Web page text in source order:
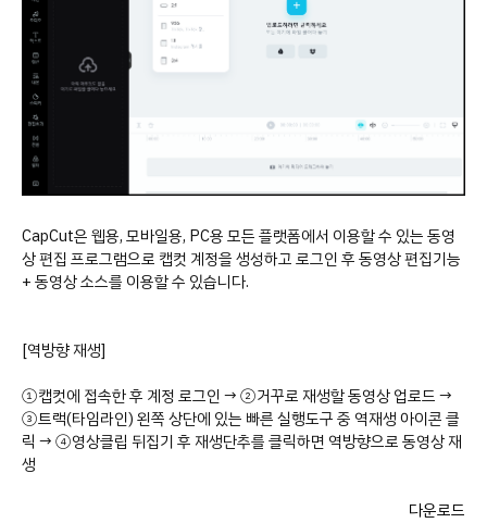
CapCut은 웹용, 모바일용, PC용 모든 플랫폼에서 이용할 수 있는 동영
상 편집 프로그램으로 캡컷 계정을 생성하고 로그인 후 동영상 편집기능
+ 동영상 소스를 이용할 수 있습니다.
[역방향 재생]
①캡컷에 접속한 후 계정 로그인 → ②거꾸로 재생할 동영상 업로드 →
③트랙(타임라인) 왼쪽 상단에 있는 빠른 실행도구 중 역재생 아이콘 클
릭 → ④영상클립 뒤집기 후 재생단추를 클릭하면 역방향으로 동영상 재
생
다운로드